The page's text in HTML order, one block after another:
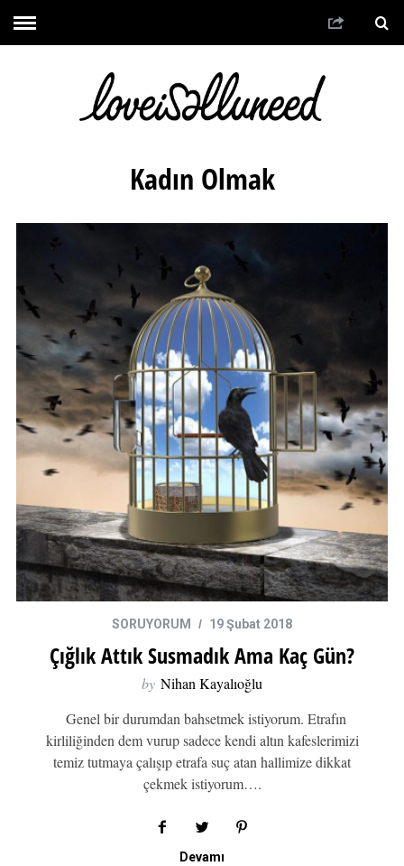
Kadın Olmak
SORUYORUM 19 Şubat 2018
Çığlık Attık Susmadık Ama Kaç Gün?
by Nihan Kayalıoğlu
Genel bir durumdan bahsetmek istiyorum. Etrafın
kirliliğinden dem vurup sadece kendi altın kafeslerimizi
temiz tutmaya çalışıp etrafa suç atan hallimize dikkat
çekmek istiyorum….
Devamı